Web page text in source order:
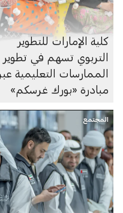
كلية الإمارات للتطوير
التربوي تسهم في تطوير
الممارسات التعليمية عبر
مبادرة «بورك غرسكم»
المجتمع